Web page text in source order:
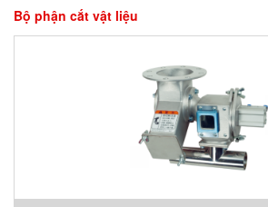
Apiste
APLISENS S.A.
AT2E Vietnam
Bộ phận cắt vật liệu